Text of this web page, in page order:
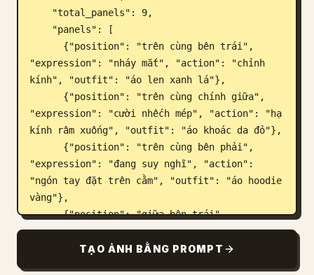
"expression": "nháy mắt", "action": "chỉnh
kính", "outfit": "áo len xanh lá"},
"expression": "cười nhếch mép", "action": "hạ
kính râm xuống", "outfit": "áo khoác da đỏ"},
"expression": "đang suy nghĩ", "action":
"ngón tay đặt trên cằm", "outfit": "áo hoodie
vàng"},
      {"position": "giữa bên trái",
"expression": "cười lớn", "action": "đặt tay
lên mép giấy", "outfit": "áo kẻ sọc đen
TẠO ẢNH BẰNG PROMPT